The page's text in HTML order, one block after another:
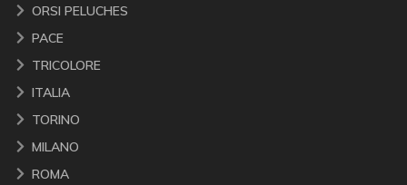
ORSI PELUCHES
PACE
TRICOLORE
ITALIA
TORINO
MILANO
ROMA